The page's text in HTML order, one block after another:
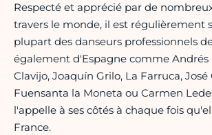
Respecté et apprécié par de
travers le monde, il est régulièrement
plupart des danseurs professionnels
également d'Espagne comme Andrés
Clavijo, Joaquín Grilo, La Farruca, José
Fuensanta la Moneta ou Carmen
l'appelle à ses côtés à chaque fois
France.